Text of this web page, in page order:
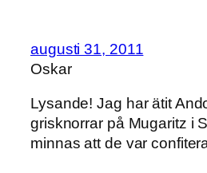
augusti 31, 2011
Oskar
Lysande! Jag har ätit
grisknorrar på Mugaritz i
minnas att de var